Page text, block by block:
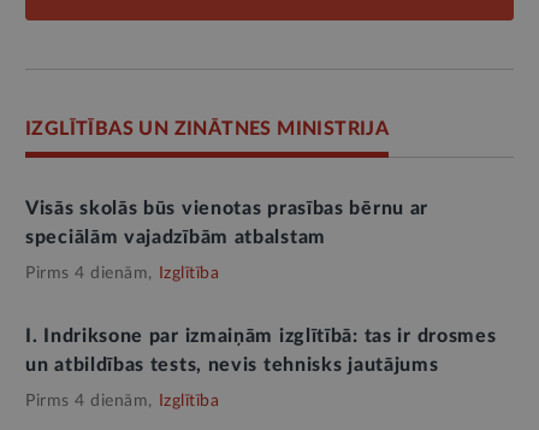
IZGLĪTĪBAS UN ZINĀTNES MINISTRIJA
Visās skolās būs vienotas prasības bērnu ar
speciālām vajadzībām atbalstam
Pirms 4 dienām, Izglītība
I. Indriksone par izmaiņām izglītībā: tas ir drosmes
un atbildības tests, nevis tehnisks jautājums
Pirms 4 dienām, Izglītība